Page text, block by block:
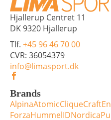
Hjallerup Centret 11
DK 9320 Hjallerup
Tlf. +45 96 46 70 00
CVR: 36054379
info@limasport.dk
Brands
AlpinaAtomicCliqueCraft
ForzaHummelIDNordica